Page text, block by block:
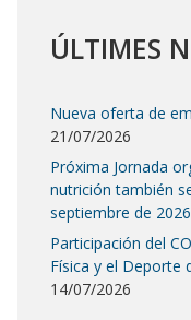
ÚLTIMES
Nueva oferta de
21/07/2026
Próxima Jornada
nutrición también
septiembre de
Participación del
Física y el Deporte
14/07/2026